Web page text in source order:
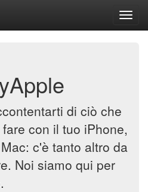
di ciò che
con il tuo iPhone,
c'è tanto altro da
Noi siamo qui per